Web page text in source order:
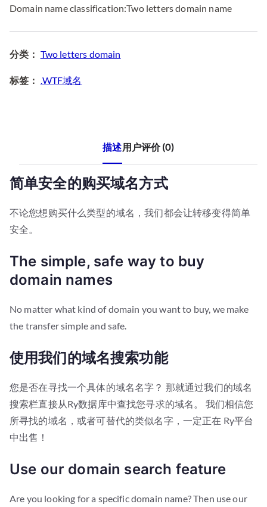
8
0
。
8
8
。
Domain name classification:Two letters domain name
分类： Two letters domain
标签： .WTF域名
描述用户评价 (0)
简单安全的购买域名方式
不论您想购买什么类型的域名，我们都会让转移变得简单
安全。
The simple, safe way to buy
domain names
No matter what kind of domain you want to buy, we make
the transfer simple and safe.
使用我们的域名搜索功能
您是否在寻找一个具体的域名名字？ 那就通过我们的域名
搜索栏直接从Ry数据库中查找您寻求的域名。 我们相信您
所寻找的域名，或者可替代的类似名字，一定正在 Ry平台
中出售！
Use our domain search feature
Are you looking for a specific domain name? Then use our